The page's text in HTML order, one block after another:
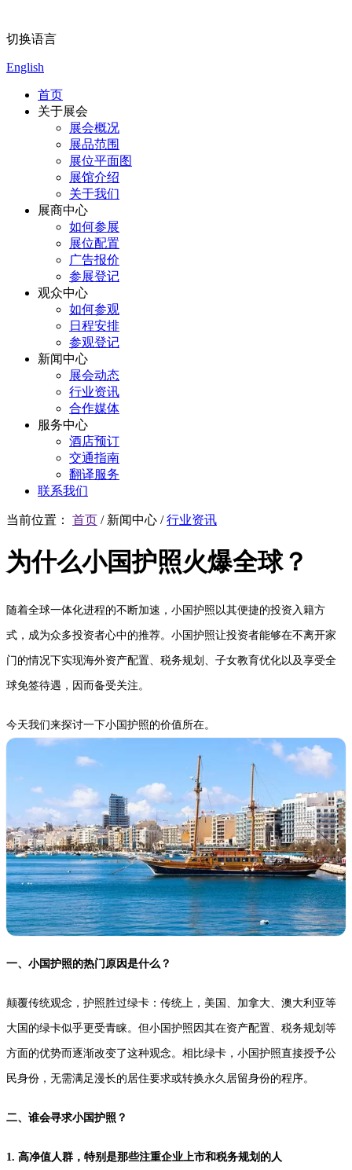
切换语言
English
首页
关于展会
展会概况
展品范围
展位平面图
展馆介绍
关于我们
展商中心
如何参展
展位配置
广告报价
参展登记
观众中心
如何参观
日程安排
参观登记
新闻中心
展会动态
行业资讯
合作媒体
服务中心
酒店预订
交通指南
翻译服务
联系我们
当前位置： 首页 / 新闻中心 /行业资讯
为什么小国护照火爆全球？
随着全球一体化进程的不断加速，小国护照以其便捷的投资入籍方
式，成为众多投资者心中的推荐。小国护照让投资者能够在不离开家
门的情况下实现海外资产配置、税务规划、子女教育优化以及享受全
球免签待遇，因而备受关注。
今天我们来探讨一下小国护照的价值所在。
一、小国护照的热门原因是什么？
颠覆传统观念，护照胜过绿卡：传统上，美国、加拿大、澳大利亚等
大国的绿卡似乎更受青睐。但小国护照因其在资产配置、税务规划等
方面的优势而逐渐改变了这种观念。相比绿卡，小国护照直接授予公
民身份，无需满足漫长的居住要求或转换永久居留身份的程序。
二、谁会寻求小国护照？
1. 高净值人群，特别是那些注重企业上市和税务规划的人